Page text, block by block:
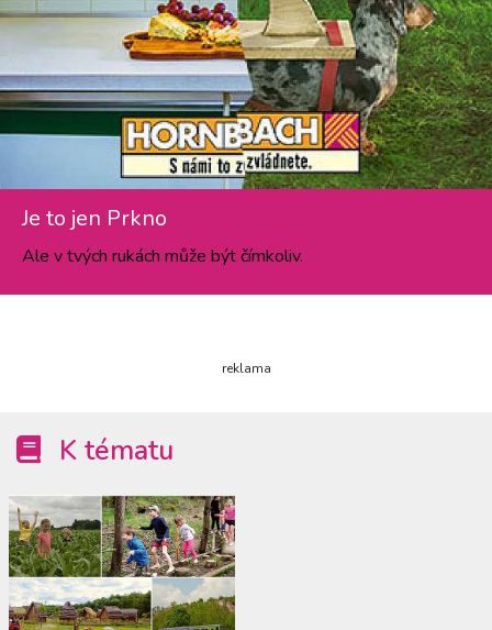
Je to jen Prkno
Ale v tvých rukách může být čímkoliv.
reklama
K tématu